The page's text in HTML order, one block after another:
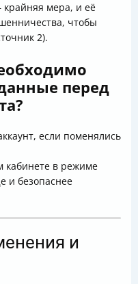
крайняя мера, и её
чтобы
2).
перед
если поменялись
кабинете в режиме
и безопаснее
и